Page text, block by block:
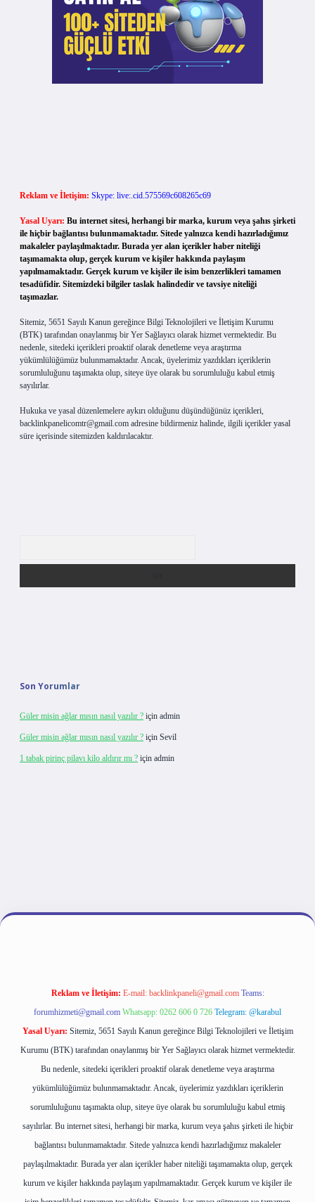
Reklam ve İletişim: Skype: live:.cid.575569c608265c69
Yasal Uyarı: Bu internet sitesi, herhangi bir marka, kurum veya şahıs şirketi
ile hiçbir bağlantısı bulunmamaktadır. Sitede yalnızca kendi hazırladığımız
makaleler paylaşılmaktadır. Burada yer alan içerikler haber niteliği
taşımamakta olup, gerçek kurum ve kişiler hakkında paylaşım
yapılmamaktadır. Gerçek kurum ve kişiler ile isim benzerlikleri tamamen
tesadüfidir. Sitemizdeki bilgiler taslak halindedir ve tavsiye niteliği
taşımazlar.
Sitemiz, 5651 Sayılı Kanun gereğince Bilgi Teknolojileri ve İletişim Kurumu
(BTK) tarafından onaylanmış bir Yer Sağlayıcı olarak hizmet vermektedir. Bu
nedenle, sitedeki içerikleri proaktif olarak denetleme veya araştırma
yükümlülüğümüz bulunmamaktadır. Ancak, üyelerimiz yazdıkları içeriklerin
sorumluluğunu taşımakta olup, siteye üye olarak bu sorumluluğu kabul etmiş
sayılırlar.
Hukuka ve yasal düzenlemelere aykırı olduğunu düşündüğünüz içerikleri,
backlinkpanelicomtr@gmail.com adresine bildirmeniz halinde, ilgili içerikler yasal
süre içerisinde sitemizden kaldırılacaktır.
Son Yorumlar
Güler misin ağlar mısın nasıl yazılır ? için admin
Güler misin ağlar mısın nasıl yazılır ? için Sevil
1 tabak pirinç pilavı kilo aldırır mı ? için admin
giriş
Reklam ve İletişim: E-mail: backlinkpaneli@gmail.com Teams:
forumhizmeti@gmail.com Whatsapp: 0262 606 0 726 Telegram: @karabul
Yasal Uyarı: Sitemiz, 5651 Sayılı Kanun gereğince Bilgi Teknolojileri ve İletişim
Kurumu (BTK) tarafından onaylanmış bir Yer Sağlayıcı olarak hizmet vermektedir.
Bu nedenle, sitedeki içerikleri proaktif olarak denetleme veya araştırma
yükümlülüğümüz bulunmamaktadır. Ancak, üyelerimiz yazdıkları içeriklerin
sorumluluğunu taşımakta olup, siteye üye olarak bu sorumluluğu kabul etmiş
sayılırlar. Bu internet sitesi, herhangi bir marka, kurum veya şahıs şirketi ile hiçbir
bağlantısı bulunmamaktadır. Sitede yalnızca kendi hazırladığımız makaleler
paylaşılmaktadır. Burada yer alan içerikler haber niteliği taşımamakta olup, gerçek
kurum ve kişiler hakkında paylaşım yapılmamaktadır. Gerçek kurum ve kişiler ile